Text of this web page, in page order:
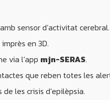
sensor d’activitat cerebral.
en 3D.
via l’app mjn-SERAS.
que reben totes les
les crisis d’epilèpsia.